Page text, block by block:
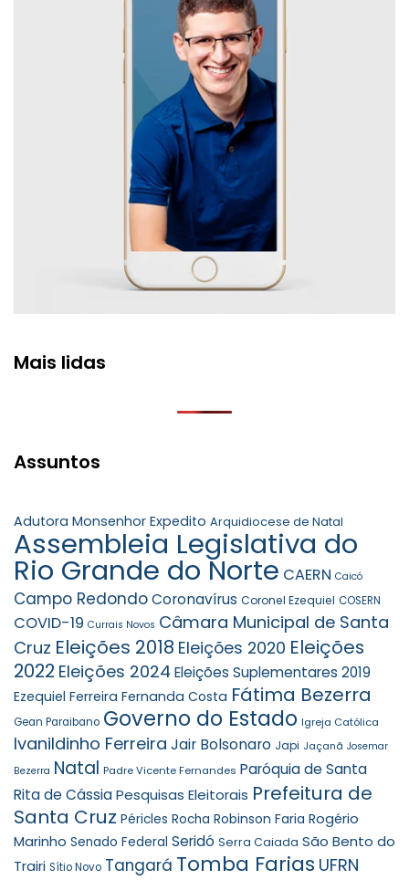
Mais lidas
Assuntos
Adutora Monsenhor Expedito Arquidiocese de Natal
Assembleia Legislativa do
Rio Grande do Norte CAERN Caicó
Campo RedondoCoronavírus Coronel Ezequiel COSERN
COVID-19 Currais Novos Câmara Municipal de Santa
Cruz Eleições 2018 Eleições 2020 Eleições
2022 Eleições 2024 Eleições Suplementares 2019
Ezequiel Ferreira Fernanda Costa Fátima Bezerra
Gean Paraibano Governo do Estado Igreja Católica
Ivanildinho Ferreira Jair Bolsonaro Japi Jaçanã Josemar
Bezerra Natal Padre Vicente Fernandes Paróquia de Santa
Rita de CássiaPesquisas Eleitorais Prefeitura de
Santa Cruz Péricles Rocha Robinson Faria Rogério
Marinho Senado Federal Seridó Serra Caiada São Bento do
Trairi Sítio Novo Tangará Tomba Farias UFRN